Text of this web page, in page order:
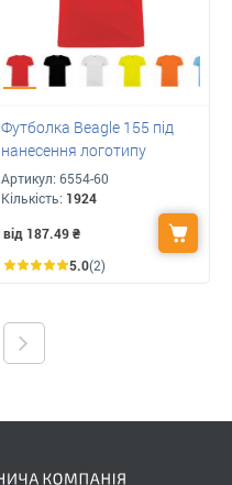
Футболка Beagle 155 під
нанесення логотипу
Артикул: 6554-60
Кількість: 1924
від 187.49₴
5.0(2)